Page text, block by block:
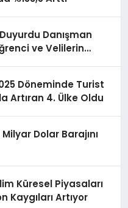
Danışman
ve Velilerin
Döneminde Turist
Artıran 4. Ülke Oldu
Dolar Barajını
Küresel Piyasaları
Kaygıları Artıyor